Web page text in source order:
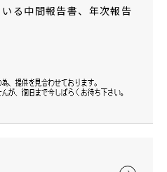
る中間報告書、年次報告